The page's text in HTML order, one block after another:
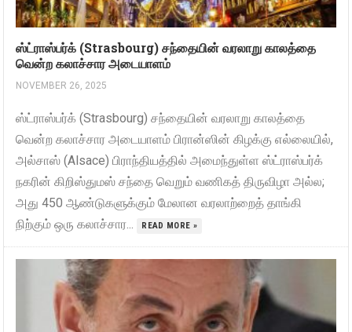
ஸ்ட்ராஸ்பர்க் (Strasbourg) சந்தையின் வரலாறு காலத்தை
வென்ற கலாச்சார அடையாளம்
NOVEMBER 26, 2025
ஸ்ட்ராஸ்பர்க் (Strasbourg) சந்தையின் வரலாறு காலத்தை
வென்ற கலாச்சார அடையாளம் பிரான்ஸின் கிழக்கு எல்லையில்,
அல்சாஸ் (Alsace) பிராந்தியத்தில் அமைந்துள்ள ஸ்ட்ராஸ்பர்க்
நகரின் கிறிஸ்துமஸ் சந்தை வெறும் வணிகத் திருவிழா அல்ல;
அது 450 ஆண்டுகளுக்கும் மேலான வரலாற்றைத் தாங்கி
நிற்கும் ஒரு கலாச்சார...
READ MORE »